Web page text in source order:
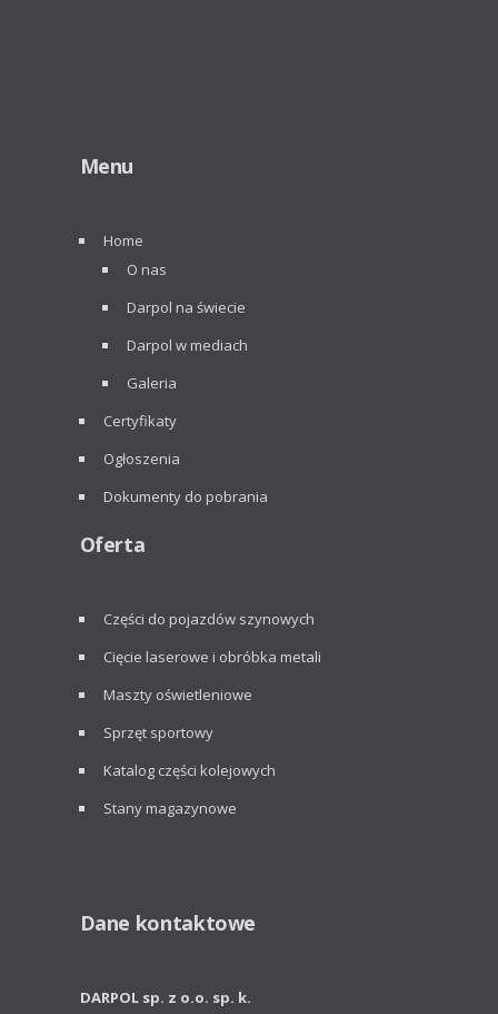
Menu
Home
O nas
Darpol na świecie
Darpol w mediach
Galeria
Certyfikaty
Ogłoszenia
Dokumenty do pobrania
Oferta
Części do pojazdów szynowych
Cięcie laserowe i obróbka metali
Maszty oświetleniowe
Sprzęt sportowy
Katalog części kolejowych
Stany magazynowe
Dane kontaktowe
DARPOL sp. z o.o. sp. k.